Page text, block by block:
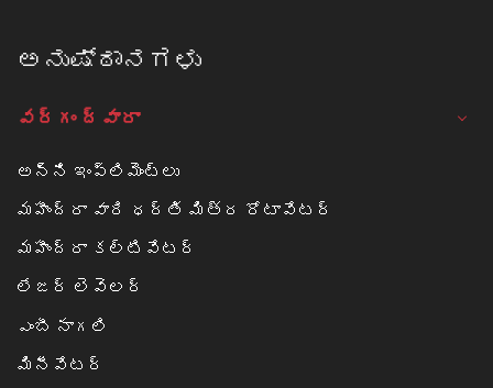
ಅನುಷ್ಠಾನಗಳು
వర్గం ద్వారా
అన్ని ఇంప్లిమెంట్లు
మహీంద్రా వారి ధర్తి మిత్ర రోటావేటర్
మహీంద్రా కల్టివేటర్
లేజర్ లెవెలర్
ఎంబీ నాగలి
మినీవేటర్